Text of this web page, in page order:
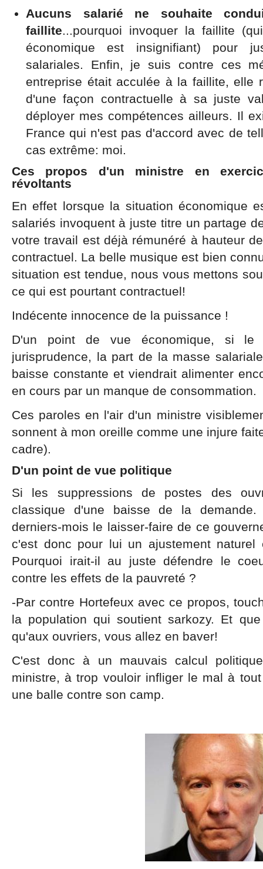
Aucuns salarié ne souhaite
faillite...pourquoi invoquer la faillite
économique est insignifiant) pour
salariales. Enfin, je suis contre ces
entreprise était acculée à la faillite, elle
d'une façon contractuelle à sa juste
déployer mes compétences ailleurs. Il
France qui n'est pas d'accord avec de
cas extrême: moi.
Ces propos d'un ministre en
révoltants
En effet lorsque la situation économique
salariés invoquent à juste titre un partage
votre travail est déjà rémunéré à hauteur
contractuel. La belle musique est bien
situation est tendue, nous vous mettons
ce qui est pourtant contractuel!
Indécente innocence de la puissance !
D'un point de vue économique, si
jurisprudence, la part de la masse
baisse constante et viendrait alimenter
en cours par un manque de consommation.
Ces paroles en l'air d'un ministre
sonnent à mon oreille comme une injure
cadre).
D'un point de vue politique
Si les suppressions de postes des
classique d'une baisse de la
derniers-mois le laisser-faire de ce
c'est donc pour lui un ajustement
Pourquoi irait-il au juste défendre le
contre les effets de la pauvreté ?
-Par contre Hortefeux avec ce propos,
la population qui soutient sarkozy. Et
qu'aux ouvriers, vous allez en baver!
C'est donc à un mauvais calcul
ministre, à trop vouloir infliger le mal à
une balle contre son camp.